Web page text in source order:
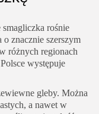
smagliczka rośnie
znacznie szerszym
różnych regionach
występuje
gleby. Można
a nawet w